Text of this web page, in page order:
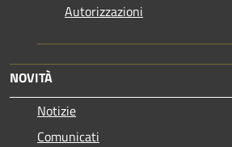
Autorizzazioni
NOVITÀ
Notizie
Comunicati